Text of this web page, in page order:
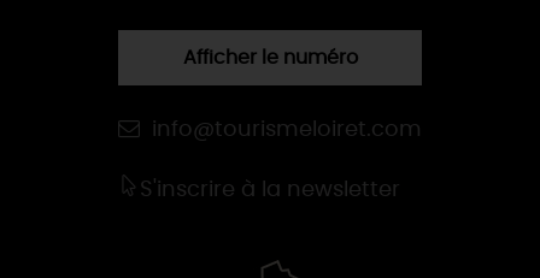
Afficher le numéro
info@tourismeloiret.com
S'inscrire à la newsletter